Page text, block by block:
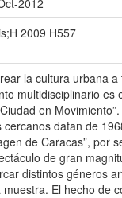
2012
2009 H557
la cultura urbana a
multidisciplinario es
en
cercanos datan de
de Caracas”, por
de gran
distintos géneros
muestra. El hecho de